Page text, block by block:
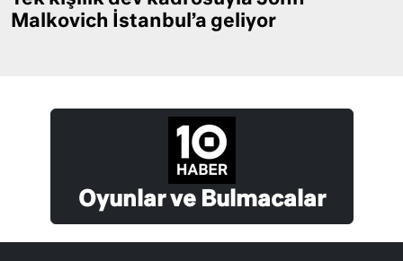
Malkovich İstanbul’a geliyor
Oyunlar ve Bulmacalar